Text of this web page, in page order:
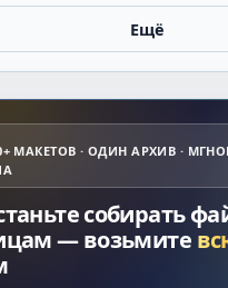
Ещё
МАКЕТОВ · ОДИН АРХИВ ·
собирать
— возьмите